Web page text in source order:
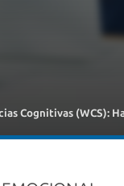
Cognitivas (WCS):